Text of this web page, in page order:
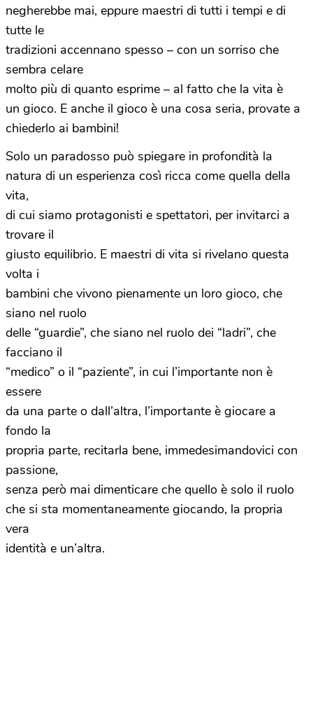
negherebbe mai, eppure maestri di tutti i tempi e di
tutte le
tradizioni accennano spesso – con un sorriso che
sembra celare
molto più di quanto esprime – al fatto che la vita è
un gioco. E anche il gioco è una cosa seria, provate a
chiederlo ai bambini!
Solo un paradosso può spiegare in profondità la
natura di un esperienza così ricca come quella della
vita,
di cui siamo protagonisti e spettatori, per invitarci a
trovare il
giusto equilibrio. E maestri di vita si rivelano questa
volta i
bambini che vivono pienamente un loro gioco, che
siano nel ruolo
delle “guardie”, che siano nel ruolo dei “ladri”, che
facciano il
“medico” o il “paziente”, in cui l’importante non è
essere
da una parte o dall’altra, l’importante è giocare a
fondo la
propria parte, recitarla bene, immedesimandovici con
passione,
senza però mai dimenticare che quello è solo il ruolo
che si sta momentaneamente giocando, la propria
vera
identità e un’altra.